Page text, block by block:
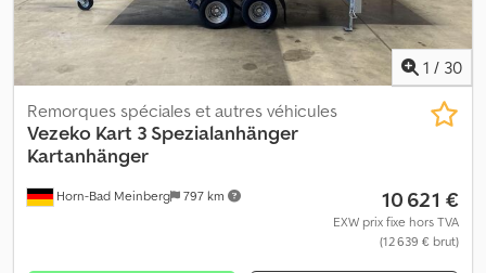
illustrations et données techniques peuvent légèrement différer.
Sous réserve d’erreurs et de modifications !
1 / 30
Horn-Bad Meinberg 797 km
Remorques spéciales et autres véhicules
Vezeko Kart 3 Spezialanhänger
Kartanhänger
10 621 €
EXW prix fixe hors TVA
(12 639 € brut)